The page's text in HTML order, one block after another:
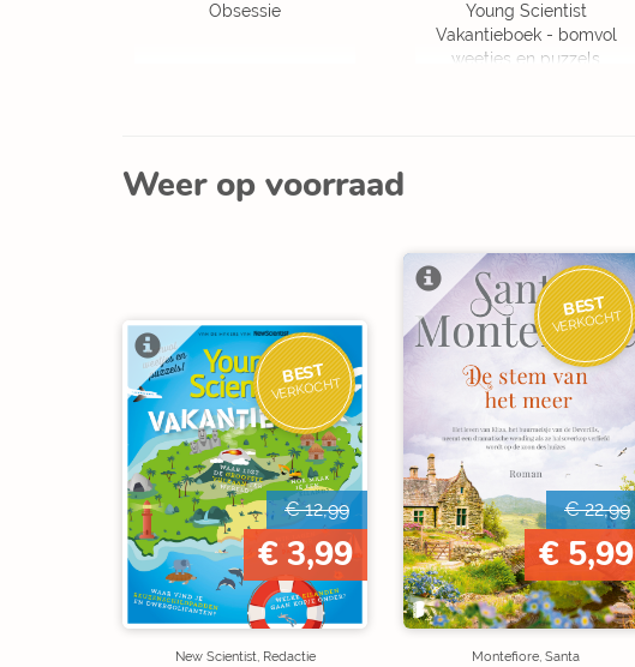
Obsessie
Young Scientist
Vakantieboek - bomvol
weetjes en puzzels
Weer op voorraad
BEST
VERKOCHT
€ 12,99
€ 3,99
New Scientist, Redactie
BEST
VERKOCHT
€ 22,99
€ 5,99
Montefiore, Santa